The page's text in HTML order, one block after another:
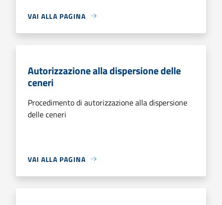
VAI ALLA PAGINA
Autorizzazione alla dispersione delle
ceneri
Procedimento di autorizzazione alla dispersione
delle ceneri
VAI ALLA PAGINA